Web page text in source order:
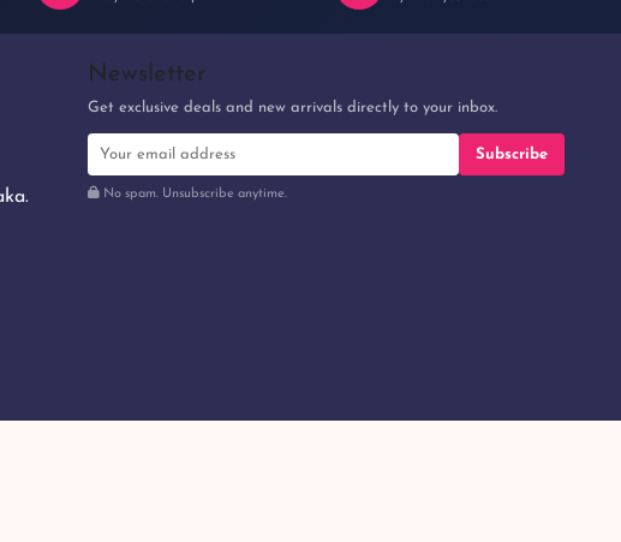
Newsletter
Get exclusive deals and new arrivals directly to your inbox.
Subscribe
No spam. Unsubscribe anytime.